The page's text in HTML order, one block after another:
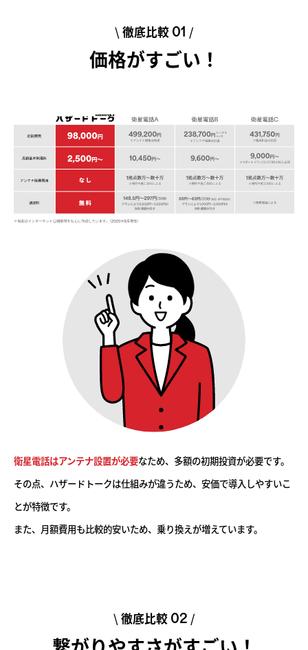
\ 徹底比較 01 /
価格がすごい！
衛星電話はアンテナ設置が必要なため、多額の初期投資が必要です。
その点、ハザードトークは仕組みが違うため、安価で導入しやすいこ
とが特徴です。
また、月額費用も比較的安いため、乗り換えが増えています。
\ 徹底比較 02 /